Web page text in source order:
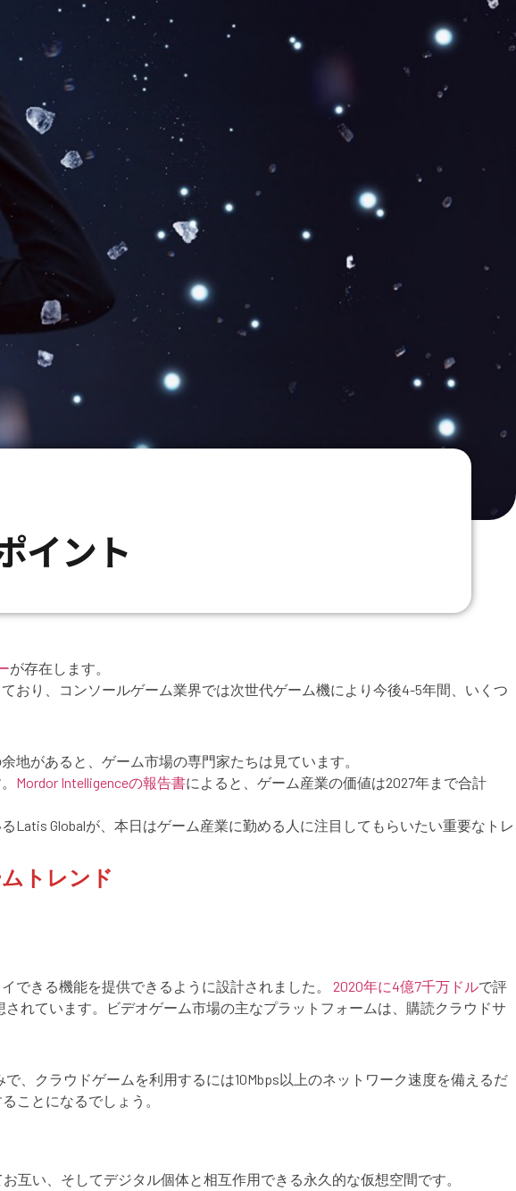
イント
が存在します。
おり、コンソールゲーム業界では次世代ゲーム機により今後4-5年間、いくつ
があると、ゲーム市場の専門家たちは見ています。
Mordor Intelligenceの報告書によると、ゲーム産業の価値は2027年まで合計
Globalが、本日はゲーム産業に勤める人に注目してもらいたい重要なトレ
トレンド
できる機能を提供できるように設計されました。 2020年に4億7千万ドルで評
れています。ビデオゲーム市場の主なプラットフォームは、購読クラウドサ
で、クラウドゲームを利用するには10Mbps以上のネットワーク速度を備えるだ
ことになるでしょう。
互い、そしてデジタル個体と相互作用できる永久的な仮想空間です。